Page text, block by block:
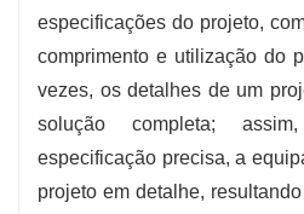
especificações do projeto,
comprimento e utilização do
vezes, os detalhes de um
solução completa;
especificação precisa, a
projeto em detalhe,